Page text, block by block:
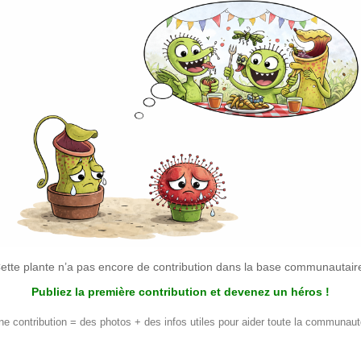
plante n’a pas encore de contribution dans la base
Publiez la première contribution et devenez un héros !
contribution = des photos + des infos utiles pour aider toute la